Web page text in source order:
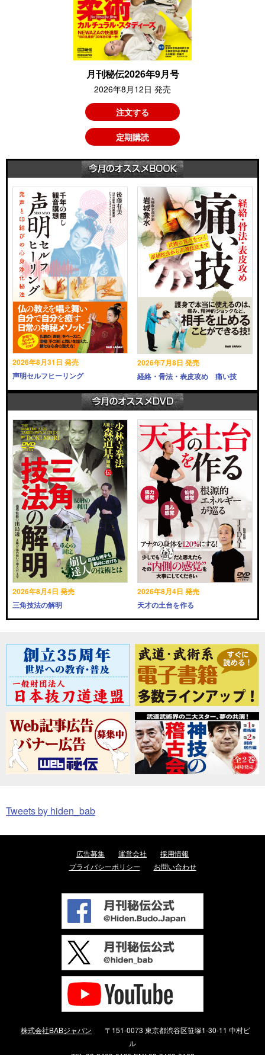
月刊秘伝2026年9月号
2026年8月12日 発売
注文する
定期購読
2026年8月31日 発売
声明セルフヒーリング
2026年7月8日 発売
経絡・骨法・表皮攻め 痛い技
2026年8月4日 発売
三角技法の解明
2026年8月4日 発売
天才の土台を作る
Tweets by hiden_bab
広告募集 運営会社
採用情報
プライバシーポリシー
お問い合わせ
株式会社BABジャパン
〒151-0073 東京都渋谷区笹塚1-30-11 中村ビ
ル